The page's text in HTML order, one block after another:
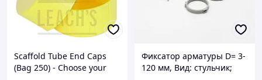
Scaffold Tube End Caps
(Bag 250) - Choose your
Фиксатор арматуры D= 3-
120 мм, Вид: стульчик;